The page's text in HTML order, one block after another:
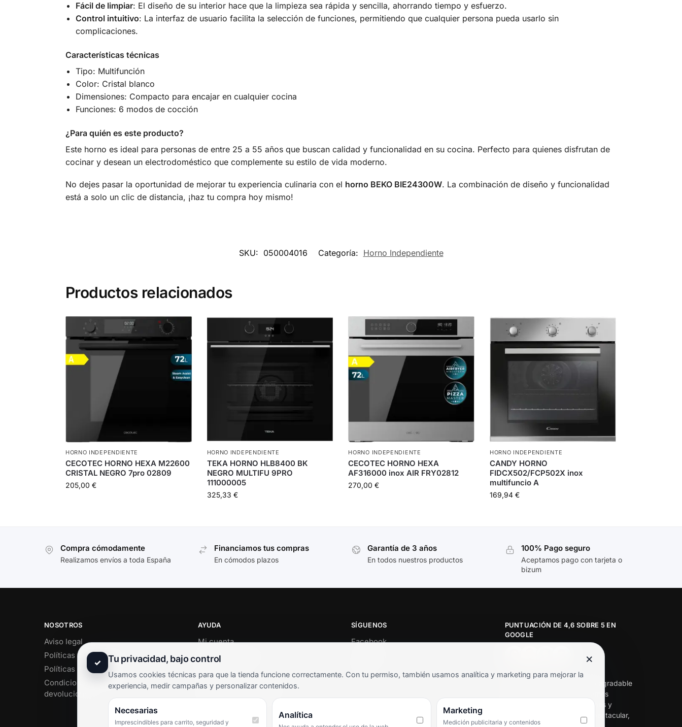
Fácil de limpiar: El diseño de su interior hace que la limpieza sea rápida y sencilla, ahorrando tiempo y esfuerzo.
Control intuitivo: La interfaz de usuario facilita la selección de funciones, permitiendo que cualquier persona pueda usarlo sin
complicaciones.
Características técnicas
Tipo: Multifunción
Color: Cristal blanco
Dimensiones: Compacto para encajar en cualquier cocina
Funciones: 6 modos de cocción
¿Para quién es este producto?
Este horno es ideal para personas de entre 25 a 55 años que buscan calidad y funcionalidad en su cocina. Perfecto para quienes disfrutan de
cocinar y desean un electrodoméstico que complemente su estilo de vida moderno.
No dejes pasar la oportunidad de mejorar tu experiencia culinaria con el horno BEKO BIE24300W. La combinación de diseño y funcionalidad
está a solo un clic de distancia, ¡haz tu compra hoy mismo!
SKU: 050004016 Categoría: Horno Independiente
Productos relacionados
HORNO INDEPENDIENTE
CECOTEC HORNO HEXA M22600
CRISTAL NEGRO 7pro 02809
205,00 €
HORNO INDEPENDIENTE
TEKA HORNO HLB8400 BK
NEGRO MULTIFU 9PRO
111000005
325,33 €
HORNO INDEPENDIENTE
CECOTEC HORNO HEXA
AF316000 inox AIR FRY02812
270,00€
HORNO INDEPENDIENTE
CANDY HORNO
FIDCX502/FCP502X inox
multifuncio A
169,94€
Compra cómodamente
Realizamos envíos a toda España
Financiamos tus compras
En cómodos plazos
Garantía de 3 años
En todos nuestros productos
100% Pago seguro
Aceptamos pago con tarjeta o
bizum
NOSOTROS
Aviso legal
Políticas de privacidad
Políticas de cookies
Condiciones de envío y
devoluciones
AYUDA
Mi cuenta
Soporte al cliente
Términos y condiciones
Preguntas frecuentes
SÍGUENOS
Facebook
PUNTUACIÓN DE 4,6 SOBRE 5 EN
GOOGLE
★★★★★
«Servicio de calidad y trato agradable
con precios excelentes. Hemos
comprado en varias ocasiones y
siempre dan respuesta. Espectacular,
✓ Tu privacidad, bajo control ×
Usamos cookies técnicas para que la tienda funcione correctamente. Con tu permiso, también usamos analítica y marketing para mejorar la
experiencia, medir campañas y personalizar contenidos.
Necesarias
Imprescindibles para carrito, seguridad y
Analítica Marketing
Medición publicitaria y contenidos